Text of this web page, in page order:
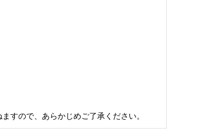
すので、あらかじめご了承ください。